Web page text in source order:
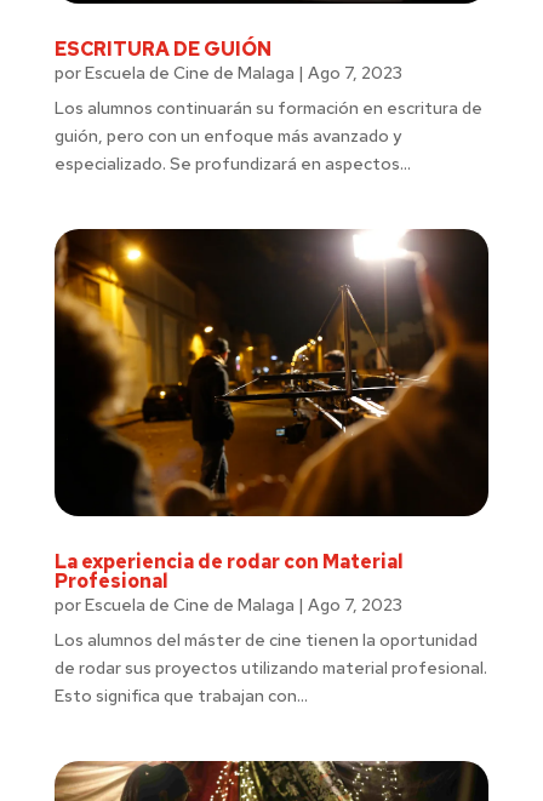
ESCRITURA DE GUIÓN
porEscuela de Cine de Malaga | Ago 7, 2023
Los alumnos continuarán su formación en escritura de
guión, pero con un enfoque más avanzado y
especializado. Se profundizará en aspectos...
La experiencia de rodar con Material
Profesional
porEscuela de Cine de Malaga | Ago 7, 2023
Los alumnos del máster de cine tienen la oportunidad
de rodar sus proyectos utilizando material profesional.
Esto significa que trabajan con...